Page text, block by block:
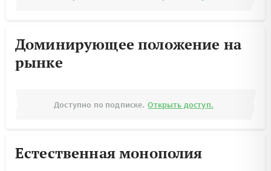
Доминирующее положение на
рынке
Доступно по подписке. Открыть доступ.
Естественная монополия